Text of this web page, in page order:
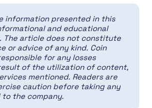
information presented in this
and educational
The article does not constitute
or advice of any kind. Coin
for any losses
of the utilization of content,
mentioned. Readers are
caution before taking any
the company.